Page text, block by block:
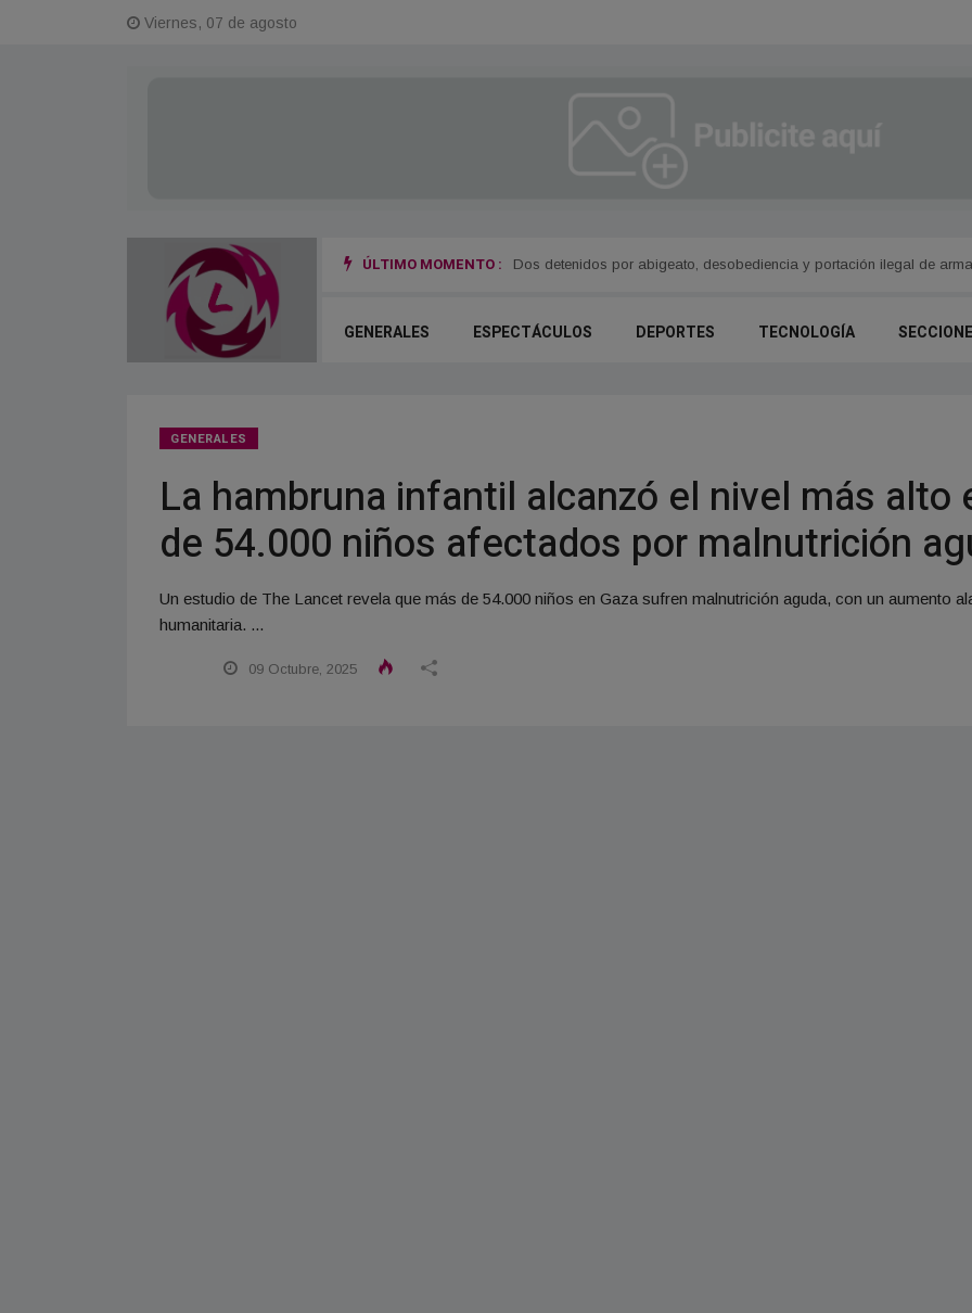
Viernes, 07 de agosto
ÚLTIMO MOMENTO :
la fuga y el otro terminó herido Dos detenidos por abigeato, desobediencia y portación ilegal de arma
GENERALES ESPECTÁCULOS DEPORTES TECNOLOGÍA
GENERALES
La hambruna infantil alcanzó el nivel más alto
de 54.000 niños afectados por malnutrición
Un estudio de The Lancet revela que más de 54.000 niños en Gaza sufren malnutrición aguda, con un aumento
humanitaria. ...
09 Octubre, 2025